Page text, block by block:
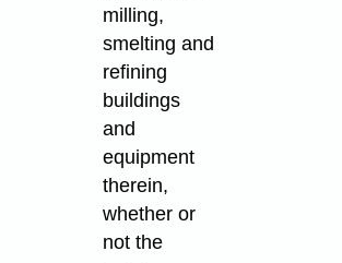
milling,
smelting and
refining
buildings
and
equipment
therein,
whether or
not the